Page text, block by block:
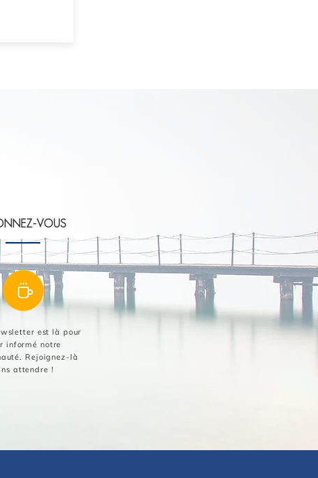
VOUS
est là pour
informé notre
Rejoignez-là
attendre !